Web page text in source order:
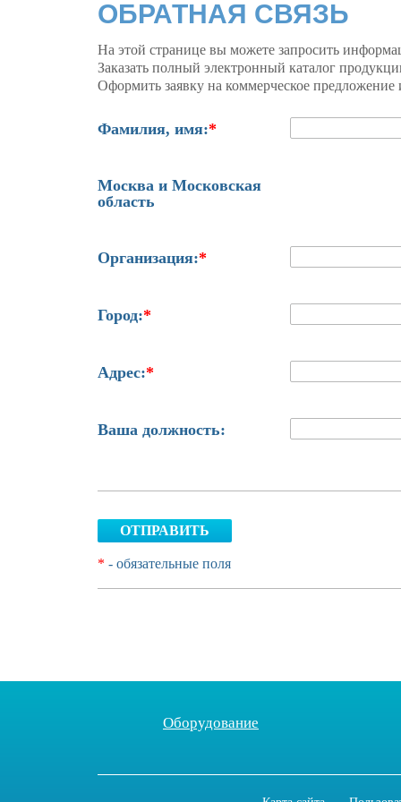
ОБРАТНАЯ СВЯЗЬ
На этой странице вы можете запросить
Заказать полный электронный каталог
Оформить заявку на коммерческое предложение
Фамилия, имя:*
Москва и Московская
область
Организация:*
Город:*
Адрес:*
Ваша должность:
ОТПРАВИТЬ
* - обязательные поля
Оборудование